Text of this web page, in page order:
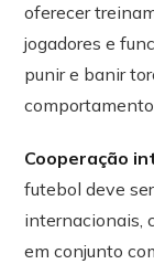
oferecer
jogadores e
punir e banir
Cooperação
futebol deve
internacionais,
em conjunto